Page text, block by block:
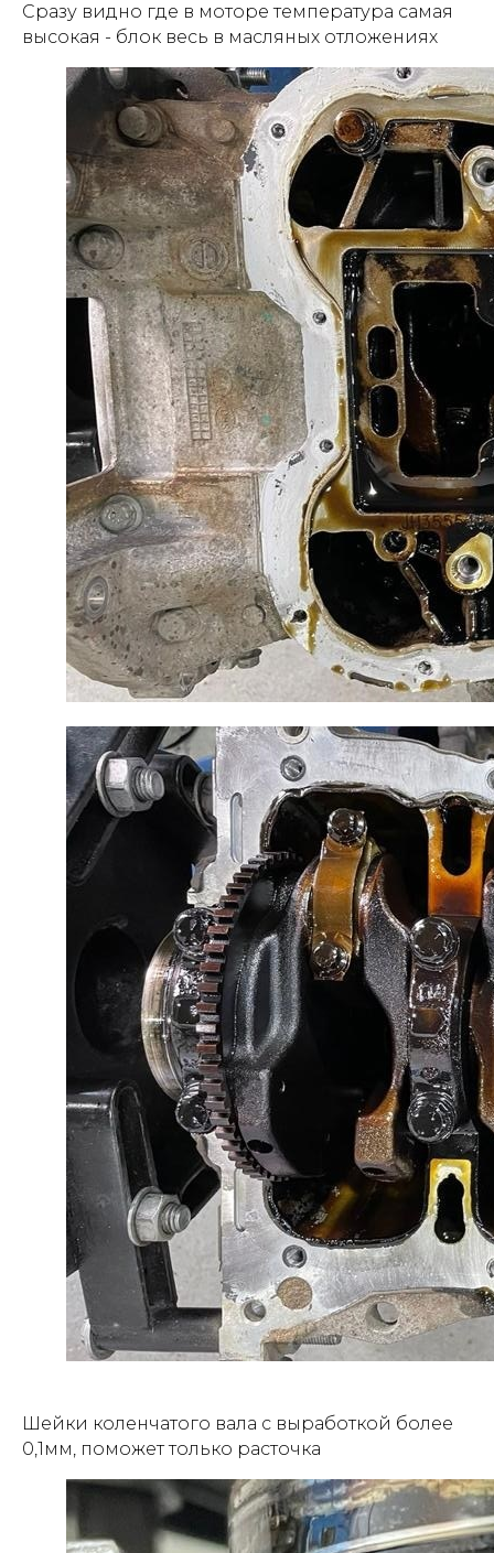
Сразу видно где в моторе температура самая
высокая - блок весь в масляных отложениях
Шейки коленчатого вала с выработкой более
0,1мм, поможет только расточка